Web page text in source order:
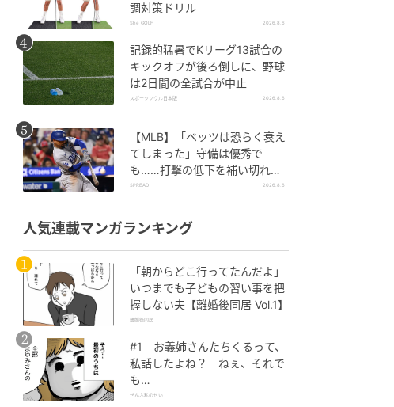
調対策ドリル
She GOLF 2026.8.6
記録的猛暑でKリーグ13試合の
キックオフが後ろ倒しに、野球
は2日間の全試合が中止
スポーツソウル日本版 2026.8.6
【MLB】「ベッツは恐らく衰え
てしまった」守備は優秀で
も……打撃の低下を補い切れ
ず 地元メディアが議論「未来
SPREAD 2026.8.6
人気連載マンガランキング
「朝からどこ行ってたんだよ」
いつまでも子どもの習い事を把
握しない夫【離婚後同居 Vol.1】
離婚後同居
#1 お義姉さんたちくるって、
私話したよね？ ねぇ、それで
も…
ぜんぶ私のせい